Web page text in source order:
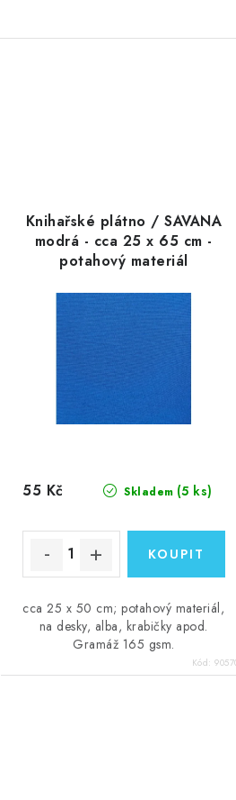
Knihařské plátno / SAVANA
modrá - cca 25 x 65 cm -
potahový materiál
Skladem (5 ks)
55 Kč
cca 25 x 50 cm; potahový materiál,
na desky, alba, krabičky apod.
Gramáž 165 gsm.
Kód: